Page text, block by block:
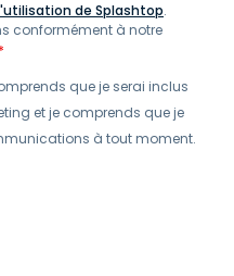
de Splashtop.
conformément à notre
*
que je serai inclus
et je comprends que je
à tout moment.